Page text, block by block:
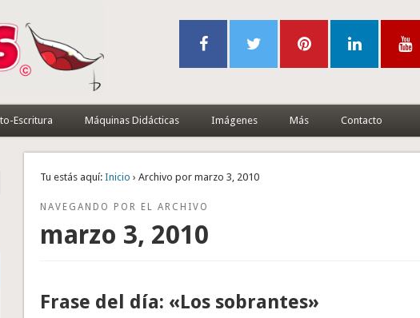
Escritura Máquinas Didácticas Imágenes Más Contacto
Tu estás aquí: Inicio › Archivo por marzo 3, 2010
NAVEGANDO POR EL ARCHIVO
marzo 3, 2010
Frase del día: «Los sobrantes»